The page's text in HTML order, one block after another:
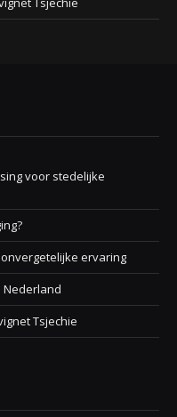
voor stedelijke
ervaring
Tsjechie